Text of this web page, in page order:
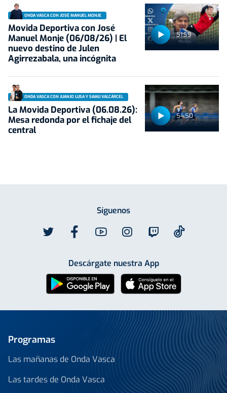
51:59
ONDA VASCA CON JOSÉ MANUEL MONJE
Movida Deportiva con José
Manuel Monje (06/08/26) | El
nuevo destino de Julen
Agirrezabala, una incógnita
54:50
ONDA VASCA CON JUANJO LUSA Y SAMU VALCÁRCEL
La Movida Deportiva (06.08.26):
Mesa redonda por el fichaje del
central
Síguenos
Descárgate nuestra App
Programas
Las mañanas de Onda Vasca
Las tardes de Onda Vasca